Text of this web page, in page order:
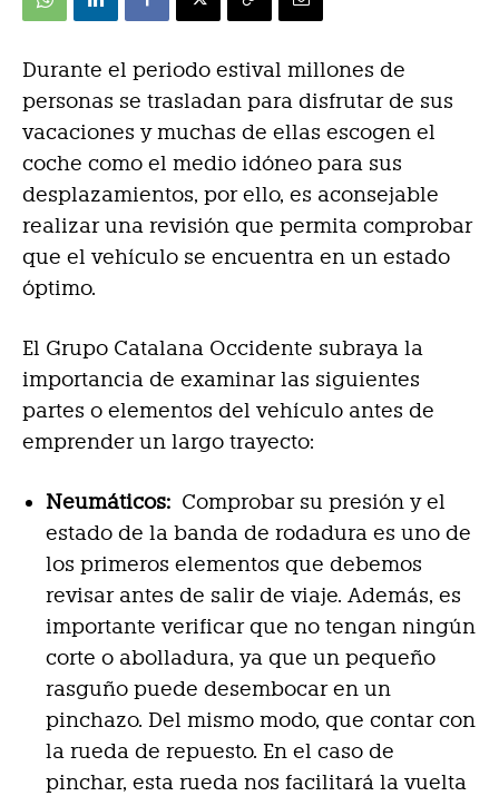
Durante el periodo estival millones de
personas se trasladan para disfrutar de sus
vacaciones y muchas de ellas escogen el
coche como el medio idóneo para sus
desplazamientos, por ello, es aconsejable
realizar una revisión que permita comprobar
que el vehículo se encuentra en un estado
óptimo.
El Grupo Catalana Occidente subraya la
importancia de examinar las siguientes
partes o elementos del vehículo antes de
emprender un largo trayecto:
Neumáticos: Comprobar su presión y el
estado de la banda de rodadura es uno de
los primeros elementos que debemos
revisar antes de salir de viaje. Además, es
importante verificar que no tengan ningún
corte o abolladura, ya que un pequeño
rasguño puede desembocar en un
pinchazo. Del mismo modo, que contar con
la rueda de repuesto. En el caso de
pinchar, esta rueda nos facilitará la vuelta